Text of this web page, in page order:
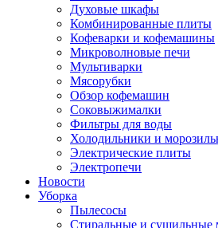
Духовые шкафы
Комбинированные плиты
Кофеварки и кофемашины
Микроволновые печи
Мультиварки
Мясорубки
Обзор кофемашин
Соковыжималки
Фильтры для воды
Холодильники и
Электрические плиты
Электропечи
Новости
Уборка
Пылесосы
Стиральные и